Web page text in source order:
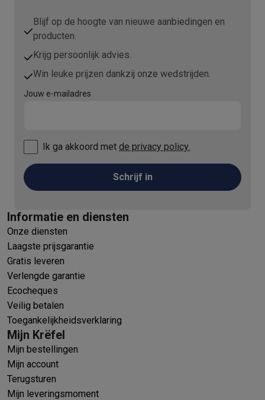
Blijf op de hoogte van nieuwe aanbiedingen en
producten.
Krijg persoonlijk advies.
Win leuke prijzen dankzij onze wedstrijden.
Jouw e-mailadres
Ik ga akkoord met de privacy policy.
Schrijf in
Informatie en diensten
Onze diensten
Laagste prijsgarantie
Gratis leveren
Verlengde garantie
Ecocheques
Veilig betalen
Toegankelijkheidsverklaring
Mijn Krëfel
Mijn bestellingen
Mijn account
Terugsturen
Mijn leveringsmoment